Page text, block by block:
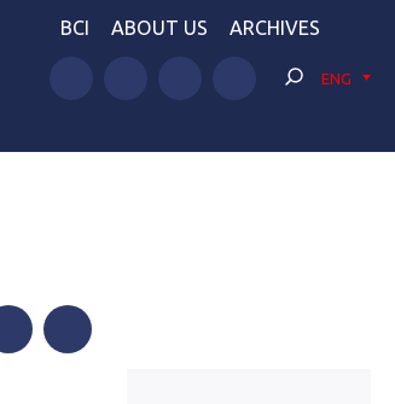
BCI ABOUT US ARCHIVES
ENG